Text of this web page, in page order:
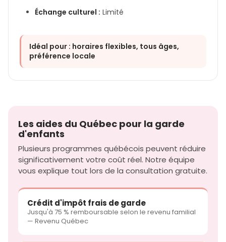
Échange culturel : Limité
Idéal pour : horaires flexibles, tous âges,
préférence locale
Les aides du Québec pour la garde
d'enfants
Plusieurs programmes québécois peuvent réduire
significativement votre coût réel. Notre équipe
vous explique tout lors de la consultation gratuite.
Crédit d'impôt frais de garde
Jusqu'à 75 % remboursable selon le revenu familial
— Revenu Québec